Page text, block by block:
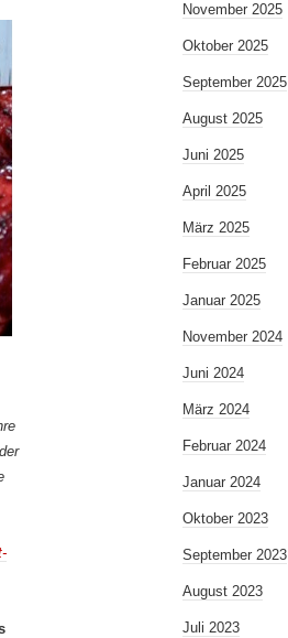
November 2025
Oktober 2025
September 2025
August 2025
Juni 2025
April 2025
März 2025
Februar 2025
Januar 2025
November 2024
Juni 2024
März 2024
Februar 2024
Januar 2024
Oktober 2023
September 2023
August 2023
Juli 2023